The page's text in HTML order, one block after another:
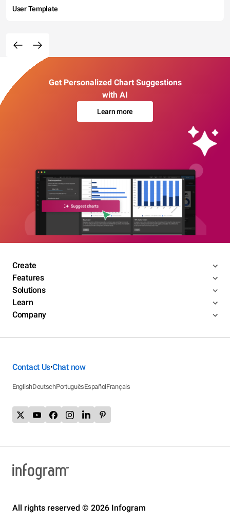
User Template
Get Personalized Chart Suggestions
with AI
Learn more
Create
Features
Solutions
Learn
Company
Contact Us•Chat now
EnglishDeutschPortuguêsEspañolFrançais
All rights reserved © 2026 Infogram